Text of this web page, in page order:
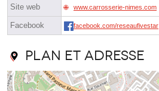
Site web www.carrosserie-nimes.com
Facebook facebook.com/reseaufivestar
Plan et adresse